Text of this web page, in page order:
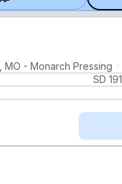
MO - Monarch Pressing
SD